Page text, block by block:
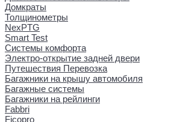
Домкраты
Толщинометры
NexPTG
Smart Test
Системы комфорта
Электро-открытие задней двери
Путешествия Перевозка
Багажники на крышу автомобиля
Багажные системы
Багажники на рейлинги
Fabbri
Ficopro